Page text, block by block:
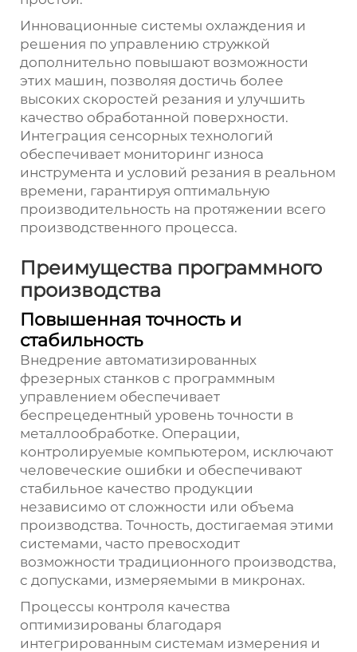
Инновационные системы охлаждения и
решения по управлению стружкой
дополнительно повышают возможности
этих машин, позволяя достичь более
высоких скоростей резания и улучшить
качество обработанной поверхности.
Интеграция сенсорных технологий
обеспечивает мониторинг износа
инструмента и условий резания в реальном
времени, гарантируя оптимальную
производительность на протяжении всего
производственного процесса.
Преимущества программного
производства
Повышенная точность и
стабильность
Внедрение автоматизированных
фрезерных станков с программным
управлением обеспечивает
беспрецедентный уровень точности в
металлообработке. Операции,
контролируемые компьютером, исключают
человеческие ошибки и обеспечивают
стабильное качество продукции
независимо от сложности или объема
производства. Точность, достигаемая этими
системами, часто превосходит
возможности традиционного производства,
с допусками, измеряемыми в микронах.
Процессы контроля качества
оптимизированы благодаря
интегрированным системам измерения и